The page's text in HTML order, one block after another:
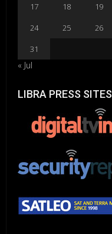
17
18 19
24
25 26
31
« Jul
LIBRA PRESS SITES